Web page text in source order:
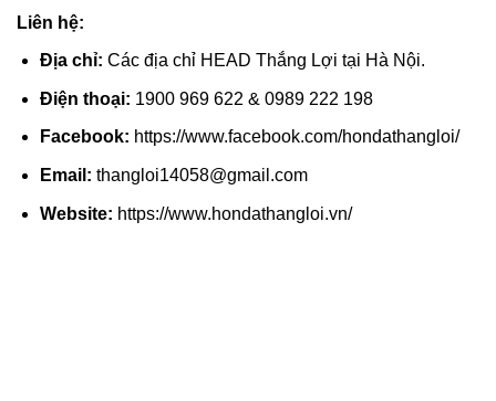
Liên hệ:
Địa chỉ: Các địa chỉ HEAD Thắng Lợi tại Hà Nội.
Điện thoại: 1900 969 622 & 0989 222 198
Facebook: https://www.facebook.com/hondathangloi/
Email: thangloi14058@gmail.com
Website: https://www.hondathangloi.vn/